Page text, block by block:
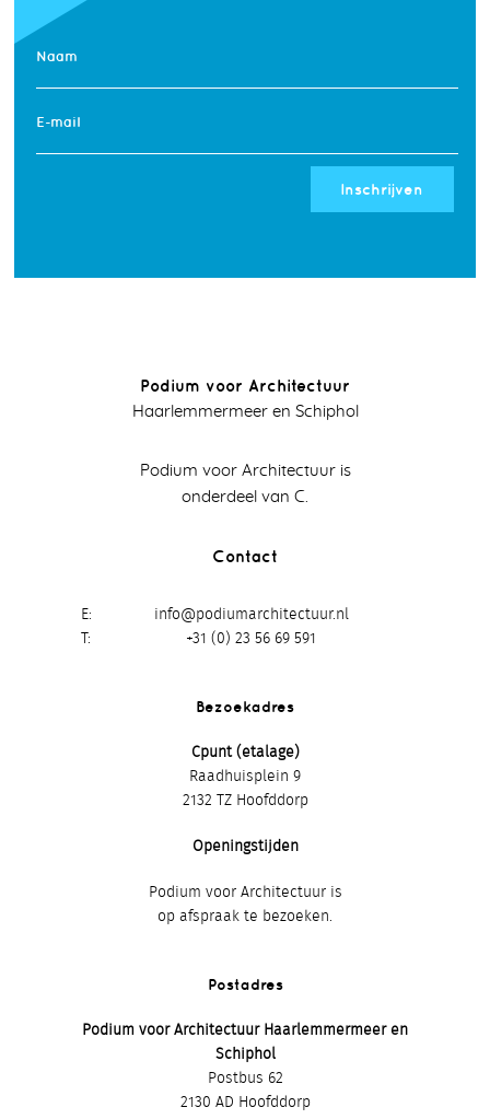
Naam
E-mail
Inschrijven
Podium voor Architectuur
Haarlemmermeer en Schiphol
Podium voor Architectuur is
onderdeel van C.
Contact
E
info@podiumarchitectuur.nl
+31 (0) 23 56 69 591
Bezoekadres
Cpunt (etalage)
Raadhuisplein 9
2132 TZ Hoofddorp
Openingstijden
Podium voor Architectuur is
op afspraak te bezoeken.
Postadres
Podium voor Architectuur Haarlemmermeer en
Schiphol
Postbus 62
2130 AD Hoofddorp